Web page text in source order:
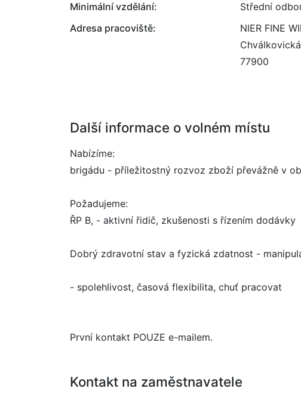
Minimální vzdělání:
Střední
Adresa pracoviště:
NIER FINE
77900
Další informace o volném místu
Nabízíme:
brigádu - příležitostný rozvoz zboží převážně v
Požadujeme:
ŘP B, - aktivní řidič, zkušenosti s řízením dodávky
Dobrý zdravotní stav a fyzická zdatnost -
- spolehlivost, časová flexibilita, chuť pracovat
První kontakt POUZE e-mailem.
Kontakt na zaměstnavatele